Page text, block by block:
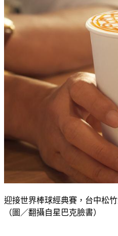
迎接世界棒球經典賽，台中松
（圖／翻攝自星巴克臉書）